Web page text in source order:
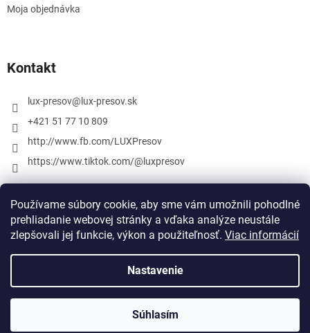
Používame súbory cookie, aby sme vám umožnili pohodlné
prehliadanie webovej stránky a vďaka analýze neustále
zlepšovali jej funkcie, výkon a použiteľnosť. Viac informácií
Nastavenie
Súhlasím
Moja objednávka
Kontakt
lux-presov@ lux-presov.sk
+421 51 77 10 809
http://www.fb.com/LUXPresov
https://www.tiktok.com/@luxpresov
Vytvoril Shoptet
lux-presov.sk. Všetky práva vyhradené.